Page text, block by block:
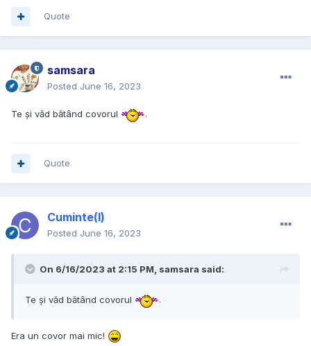
Quote
samsara
Posted June 16, 2023
Te și văd bătând covorul .
Quote
Cuminte(l)
Posted June 16, 2023
On 6/16/2023 at 2:15 PM, samsara said:
Te și văd bătând covorul .
Era un covor mai mic!